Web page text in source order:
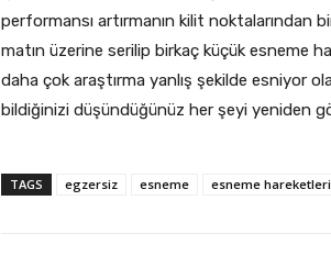
performansı artırmanın kilit noktalarından
matın üzerine serilip birkaç küçük esneme
daha çok araştırma yanlış şekilde esniyor
bildiğinizi düşündüğünüz her şeyi yeniden
TAGS egzersiz esneme esneme hareketleri